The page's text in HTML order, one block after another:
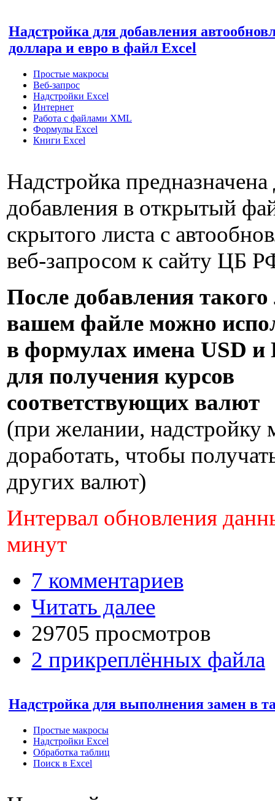
Надстройка для добавления
доллара и евро в файл Excel
Простые макросы
Веб-запрос
Надстройки Excel
Интернет
Работа с файлами XML
Формулы Excel
Книги Excel
Надстройка предназначена
добавления в открытый
скрытого листа с
веб-запросом к сайту ЦБ
После добавления такого
вашем файле можно
в формулах имена USD и
для получения курсов
соответствующих валют
(при желании, надстройку
доработать, чтобы
других валют)
Интервал обновления
минут
7 комментариев
Читать далее
29705 просмотров
2 прикреплённых файла
Надстройка для выполнения замен в
Простые макросы
Надстройки Excel
Обработка таблиц
Поиск в Excel